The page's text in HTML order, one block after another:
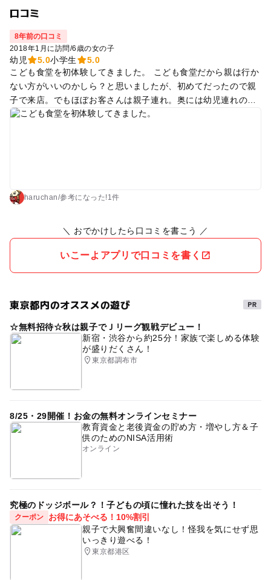
口コミ
8年前の口コミ
2018年1月に訪問/6歳の女の子
幼児 5.0小学生
5.0
こども食堂を初体験してきました。 こども食堂だから親は行か
ない方がいいのかしら？と思いましたが、初めてだったので親
子で来店。でもほぼお客さんは親子連れ。奥には幼児連れのグ
ループも。 始めたばかりだから浸透してないのもあり、まだ子
が大人でも美味しかったです。なんといってもイチゴがすごく
ん話しかけてくれました。子供も最初は恥ずかしがっていまし
たが、とっても嬉しかったようです。 月1回ではなくもっと回
数を増やしてくれればいいのになぁと思いますが、なかなか難
しいんでしょうねぇ。これからも頑張ってほしい！！
haruchan/参考に なった!1件
＼ おでかけしたら口コミを書こう ／
いこーよアプリで口コミを書く
東京都内のオススメの遊び
☆無料招待☆秋は親子でＪリーグ観戦デビュー！
新宿・渋谷から約25分！家族で楽しめる体験
が盛りだくさん！
東京都調布市
8/25・29開催！お金の無料オンラインセミナー
教育資金と老後資金の貯め方・増やし方＆子
供のためのNISA活用術
オンライン
究極のドッジボール？！子どもの頃に憧れた技を出そう！
クーポン
お得にあそべる！10%割引
親子で大興奮間違いなし！怪我を気にせず思
いっきり遊べる！
東京都港区